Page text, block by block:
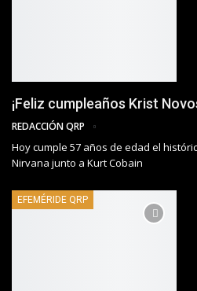
¡Feliz cumpleaños Krist
REDACCIÓN QRP
Hoy cumple 57 años de edad el
Nirvana junto a Kurt Cobain
EFEMÉRIDE QRP